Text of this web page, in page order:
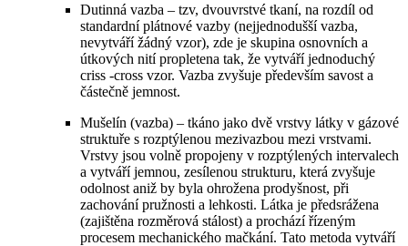
Dutinná vazba – tzv, dvouvrstvé tkaní, na rozdíl od
standardní plátnové vazby (nejjednodušší vazba,
nevytváří žádný vzor), zde je skupina osnovních a
útkových nití propletena tak, že vytváří jednoduchý
criss -cross vzor. Vazba zvyšuje především savost a
částečně jemnost.
Mušelín (vazba) – tkáno jako dvě vrstvy látky v gázové
struktuře s rozptýlenou mezivazbou mezi vrstvami.
Vrstvy jsou volně propojeny v rozptýlených intervalech
a vytváří jemnou, zesílenou strukturu, která zvyšuje
odolnost aniž by byla ohrožena prodyšnost, při
zachování pružnosti a lehkosti. Látka je předsrážena
(zajištěna rozměrová stálost) a prochází řízeným
procesem mechanického mačkání. Tato metoda vytváří